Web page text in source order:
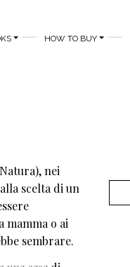
HOW TO BUY
nei
scelta di un
mamma o ai
sembrare.